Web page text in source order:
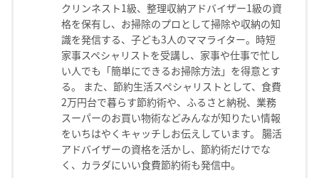
クリンネスト1級、整理収納アドバイザー1級の資
格を保有し、お掃除のプロとして掃除や収納の知
識を発信する、子ども3人のママライター。時短
家事スペシャリストを受講し、家事や仕事で忙し
い人でも「簡単にできるお掃除方法」を得意とす
る。 また、節約生活スペシャリストとして、食費
2万円台で暮らす節約術や、ふるさと納税、業務
スーパーのお買い物術などみんなが知りたい情報
をいちはやくキャッチしお伝えしています。 腸活
アドバイザーの資格を活かし、節約術だけでな
く、カラダにいい食費節約術も発信中。